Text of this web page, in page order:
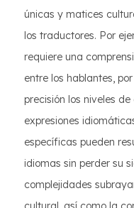
únicas y matices
los traductores. Por
requiere una
entre los hablantes,
precisión los niveles
expresiones
específicas pueden
idiomas sin perder su
complejidades